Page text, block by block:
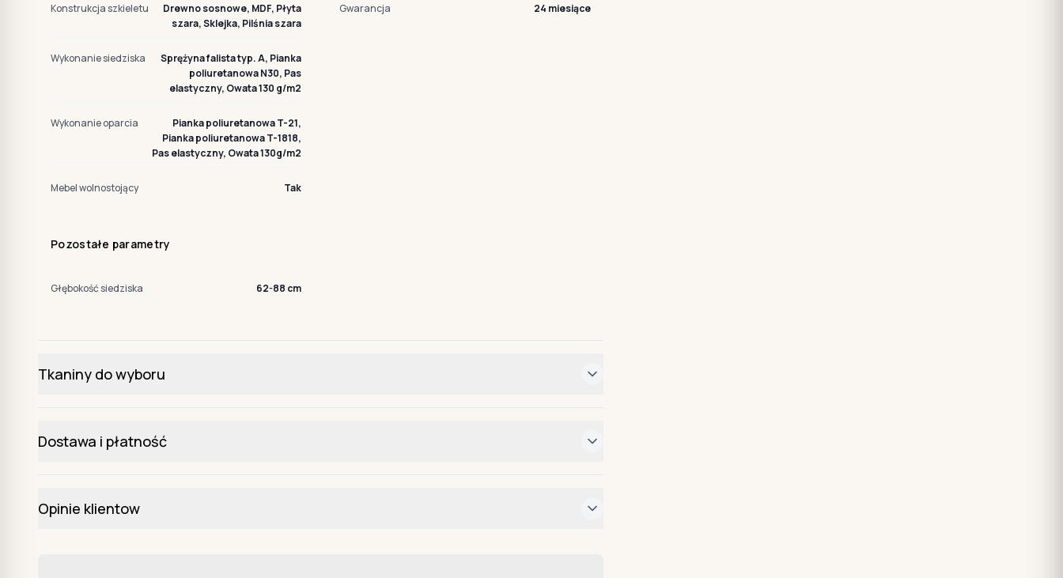
Konstrukcja szkieletu
Drewno sosnowe, MDF, Płyta
szara, Sklejka, Pilśnia szara
Wykonanie siedziska
Sprężyna falista typ. A, Pianka
poliuretanowa N30, Pas
elastyczny, Owata 130 g/m2
Wykonanie oparcia
Pianka poliuretanowa T-21,
Pianka poliuretanowa T-1818,
Pas elastyczny, Owata 130g/m2
Mebel wolnostojący Tak
Gwarancja 24 miesiące
Pozostałe parametry
Głębokość siedziska 62-88 cm
Tkaniny do wyboru
Dostawa i płatność
Opinie klientow